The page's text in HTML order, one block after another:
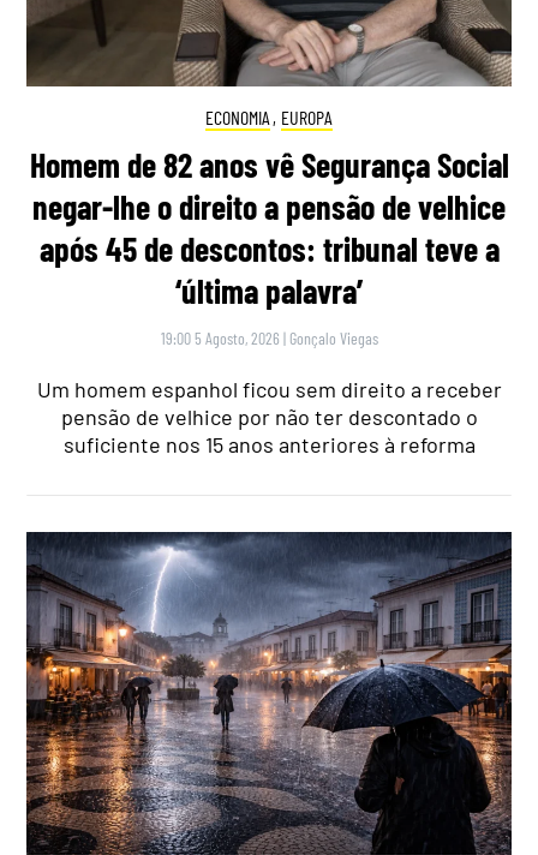
ECONOMIA , EUROPA
Homem de 82 anos vê Segurança Social
negar-lhe o direito a pensão de velhice
após 45 de descontos: tribunal teve a
‘última palavra’
19:00 5 Agosto, 2026 | Gonçalo Viegas
Um homem espanhol ficou sem direito a receber
pensão de velhice por não ter descontado o
suficiente nos 15 anos anteriores à reforma